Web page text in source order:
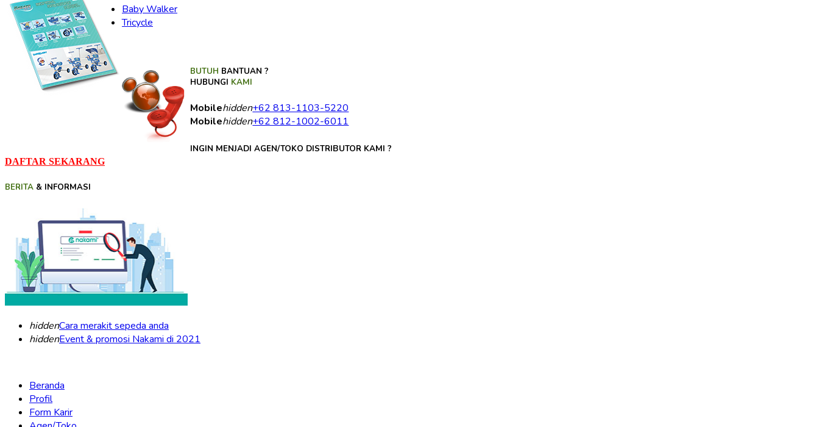
Baby Walker
Tricycle
BUTUH BANTUAN ?
HUBUNGI KAMI
Mobilehidden+62 813-1103-5220
Mobilehidden+62 812-1002-6011
INGIN MENJADI AGEN/TOKO DISTRIBUTOR KAMI ?
DAFTAR SEKARANG
BERITA & INFORMASI
hiddenCara merakit sepeda anda
hiddenEvent & promosi Nakami di 2021
Beranda
Profil
Form Karir